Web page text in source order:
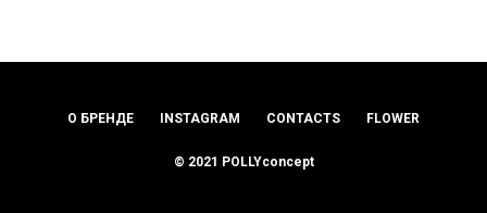
О БРЕНДЕ INSTAGRAM CONTACTS FLOWER
© 2021 POLLYconcept